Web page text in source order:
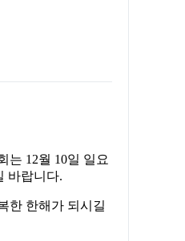
는 12월 10일 일요
바랍니다.
한 한해가 되시길